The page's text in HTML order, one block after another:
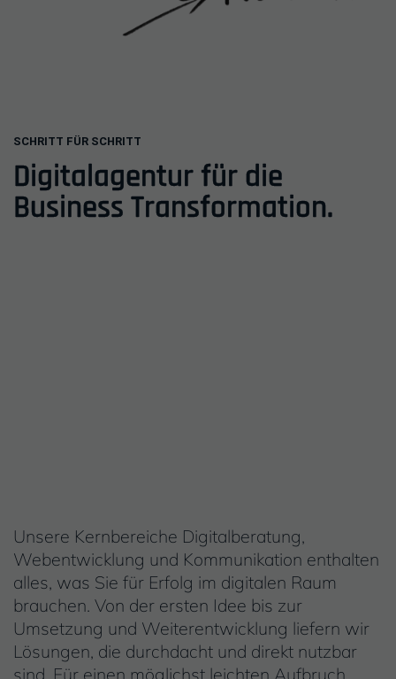
Einleitung
SCHRITT FÜR SCHRITT
Digitalagentur für die
Business Transformation.
Inhalt
Unsere Kernbereiche Digitalberatung,
Webentwicklung und Kommunikation enthalten
alles, was Sie für Erfolg im digitalen Raum
brauchen. Von der ersten Idee bis zur
Umsetzung und Weiterentwicklung liefern wir
Lösungen, die durchdacht und direkt nutzbar
sind. Für einen möglichst leichten Aufbruch,